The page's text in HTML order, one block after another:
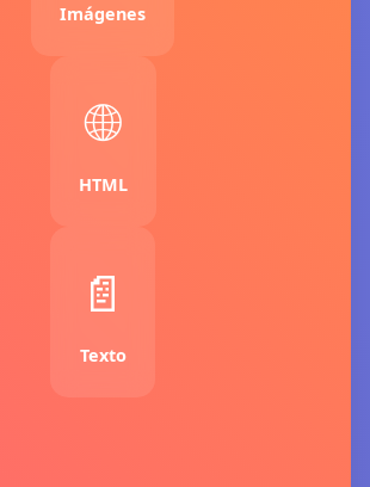
Imágenes
🌐
HTML
📄
Texto